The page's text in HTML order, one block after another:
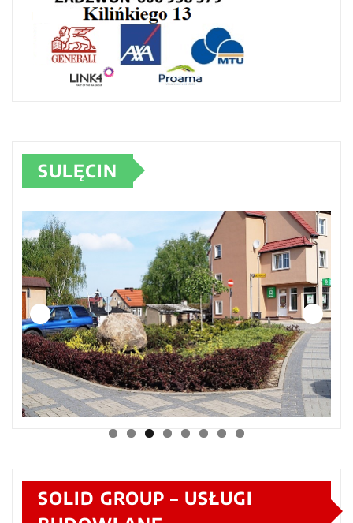
SULĘCIN
SOLID GROUP – USŁUGI